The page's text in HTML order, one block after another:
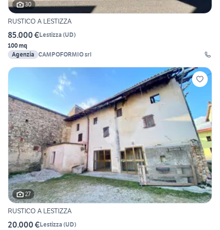
30
RUSTICO A LESTIZZA
85.000 €Lestizza (UD)
100 mq
Agenzia CAMPOFORMIO srl
27
RUSTICO A LESTIZZA
20.000 €Lestizza (UD)